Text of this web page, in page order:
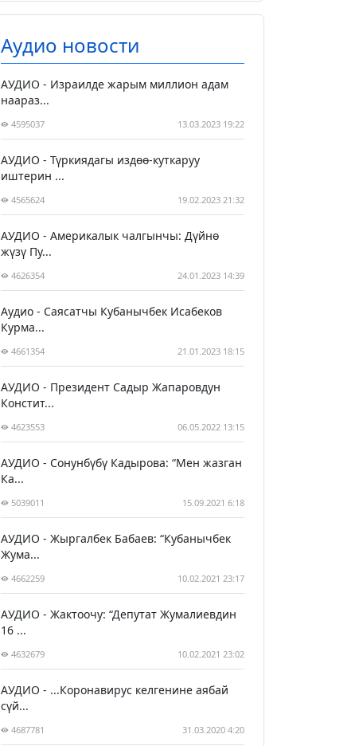
Аудио новости
АУДИО - Израилде жарым миллион адам
наараз...
4595037 13.03.2023 19:22
АУДИО - Түркиядагы издөө-куткаруу
иштерин ...
4565624 19.02.2023 21:32
АУДИО - Америкалык чалгынчы: Дүйнө
жүзү Пу...
4626354 24.01.2023 14:39
Аудио - Саясатчы Кубанычбек Исабеков
Курма...
4661354 21.01.2023 18:15
АУДИО - Президент Садыр Жапаровдун
Констит...
4623553 06.05.2022 13:15
АУДИО - Сонунбүбү Кадырова: “Мен жазган
Ка...
5039011 15.09.2021 6:18
АУДИО - Жыргалбек Бабаев: “Кубанычбек
Жума...
4662259 10.02.2021 23:17
АУДИО - Жактоочу: “Депутат Жумалиевдин
16 ...
4632679 10.02.2021 23:02
АУДИО - ...Коронавирус келгенине аябай
сүй...
4687781 31.03.2020 4:20